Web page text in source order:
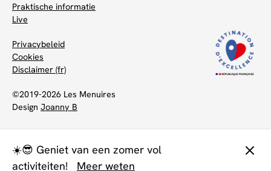
Praktische informatie
Live
Privacybeleid
Cookies
Disclaimer (fr)
©2019-2026 Les Menuires
Design Joanny B
☀️😎 Geniet van een zomer vol
activiteiten!
Meer weten